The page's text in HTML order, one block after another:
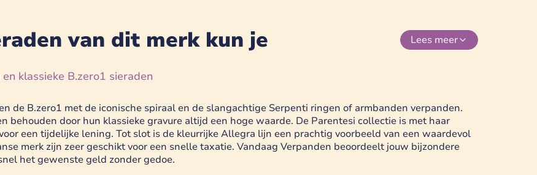
van dit merk kun je
klassieke B.zero1 sieraden
Lees meer
de B.zero1 met de iconische spiraal en de slangachtige Serpenti ringen of armbanden verpanden.
behouden door hun klassieke gravure altijd een hoge waarde. De Parentesi collectie is met haar
een tijdelijke lening. Tot slot is de kleurrijke Allegra lijn een prachtig voorbeeld van een waardevol
merk zijn zeer geschikt voor een snelle taxatie. Vandaag Verpanden beoordeelt jouw bijzondere
het gewenste geld zonder gedoe.